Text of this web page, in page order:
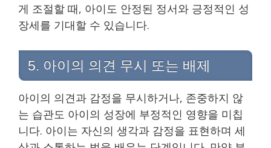
게 조절할 때, 아이도 안정된 정서와 긍정적인 성
장세를 기대할 수 있습니다.
5. 아이의 의견 무시 또는 배제
아이의 의견과 감정을 무시하거나, 존중하지 않
는 습관도 아이의 성장에 부정적인 영향을 미칩
니다. 아이는 자신의 생각과 감정을 표현하며 세